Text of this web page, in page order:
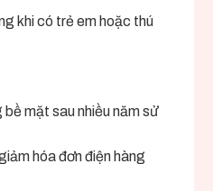
khi có trẻ em hoặc thú
mặt sau nhiều năm sử
hóa đơn điện hàng